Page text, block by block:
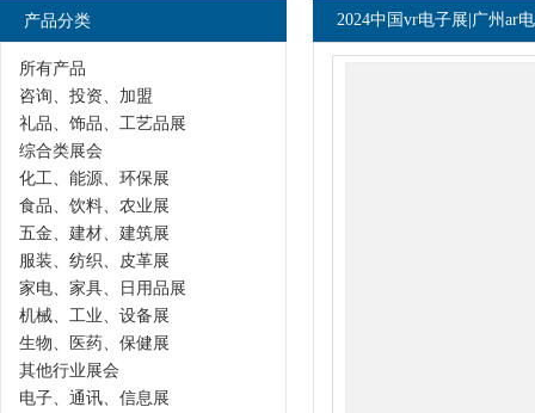
2024中国vr电子展|广州ar
产品分类
所有产品
咨询、投资、加盟
礼品、饰品、工艺品展
综合类展会
化工、能源、环保展
食品、饮料、农业展
五金、建材、建筑展
服装、纺织、皮革展
家电、家具、日用品展
机械、工业、设备展
生物、医药、保健展
其他行业展会
电子、通讯、信息展